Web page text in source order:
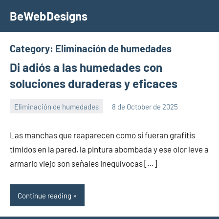
content
BeWebDesigns
Category: Eliminación de humedades
Di adiós a las humedades con
soluciones duraderas y eficaces
Eliminación de humedades 8 de October de 2025
Las manchas que reaparecen como si fueran grafitis
tímidos en la pared, la pintura abombada y ese olor leve a
armario viejo son señales inequívocas […]
Continue reading